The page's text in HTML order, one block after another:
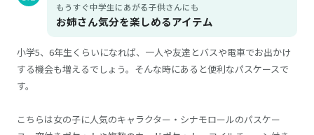
もうすぐ中学生にあがる子供さんにも
お姉さん気分を楽しめるアイテム
小学5、6年生くらいになれば、一人や友達とバスや電車でお出かけ
する機会も増えるでしょう。そんな時にあると便利なパスケースで
す。
こちらは女の子に人気のキャラクター・シナモロールのパスケー